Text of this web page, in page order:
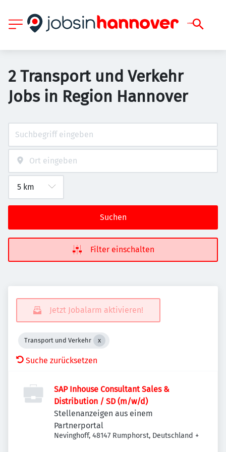
2 Transport und Verkehr
Jobs in Region Hannover
Suchen
Filter einschalten
Jetzt Jobalarm aktivieren!
Transport und Verkehr
Suche zurücksetzen
SAP Inhouse Consultant Sales &
Distribution / SD (m/w/d)
Stellenanzeigen aus einem
Partnerportal
Nevinghoff, 48147 Rumphorst, Deutschland +